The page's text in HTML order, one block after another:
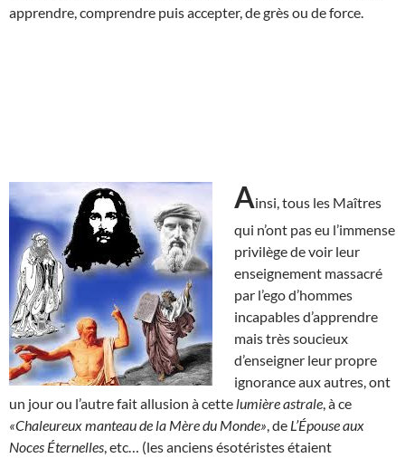
apprendre, comprendre puis accepter, de grès ou de force.
Ainsi, tous les Maîtres
qui n’ont pas eu l’immense
privilège de voir leur
enseignement massacré
par l’ego d’hommes
incapables d’apprendre
mais très soucieux
d’enseigner leur propre
ignorance aux autres, ont
un jour ou l’autre fait allusion à cette lumière astrale , à ce
«Chaleureux manteau de la Mère du Monde» , de L’Épouse aux
Noces Éternelles , etc… (les anciens ésotéristes étaient